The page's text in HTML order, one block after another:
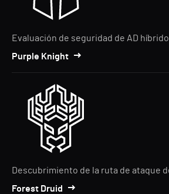
Evaluación de seguridad de AD híbrido
Purple Knight
Descubrimiento de la ruta de ataque
Forest Druid